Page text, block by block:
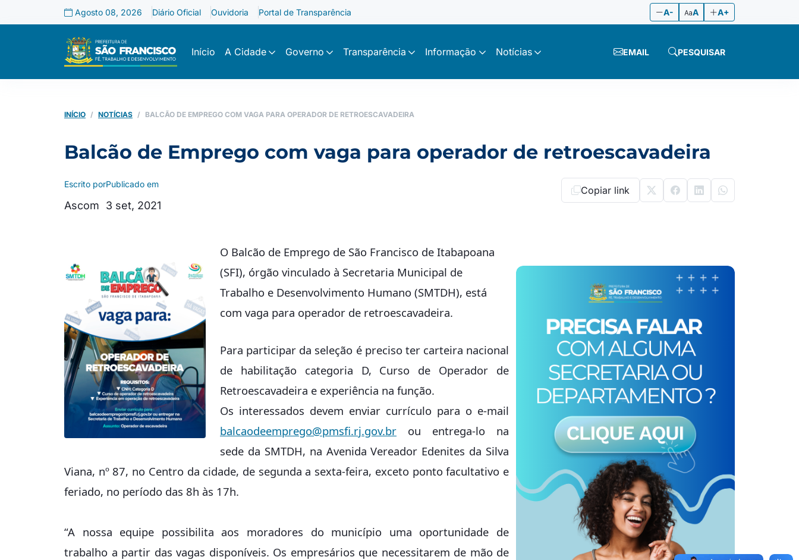
Agosto 08, 2026 Diário Oficial Ouvidoria Portal de Transparência A- A A+
Início A Cidade Governo Transparência Informação Notícias EMAIL PESQUISAR
INÍCIO NOTÍCIAS BALCÃO DE EMPREGO COM VAGA PARA OPERADOR DE RETROESCAVADEIRA
Balcão de Emprego com vaga para operador de retroescavadeira
Escrito por
Ascom
Publicado em
3 set, 2021
Copiar link
O Balcão de Emprego de São Francisco de Itabapoana
(SFI), órgão vinculado à Secretaria Municipal de
Trabalho e Desenvolvimento Humano (SMTDH), está
com vaga para operador de retroescavadeira.
Para participar da seleção é preciso ter carteira nacional
de habilitação categoria D, Curso de Operador de
Retroescavadeira e experiência na função.
Os interessados devem enviar currículo para o e-mail
balcaodeemprego@pmsfi.rj.gov.br ou entrega-lo na
sede da SMTDH, na Avenida Vereador Edenites da Silva
Viana, nº 87, no Centro da cidade, de segunda a sexta-feira, exceto ponto facultativo e
feriado, no período das 8h às 17h.
“A nossa equipe possibilita aos moradores do município uma oportunidade de
trabalho a partir das vagas disponíveis. Os empresários que necessitarem de mão de